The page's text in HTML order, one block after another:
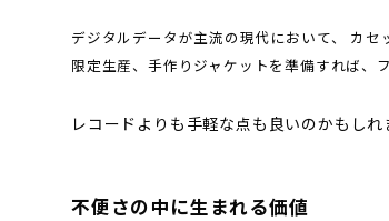
デジタルデータが主流の現代において、 カセ
限定生産、手作りジャケットを準備すれば、
レコードよりも手軽な点も良いのかもしれ
不便さの中に生まれる価値